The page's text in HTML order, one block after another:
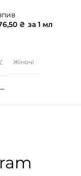
₴ за 1 мл
Жіночі